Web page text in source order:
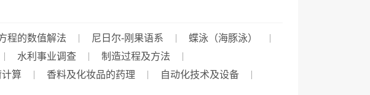
程的数值解法 尼日尔-刚果语系
蝶泳（海豚泳）
水利事业调查
制造过程及方法
计算 香料及化妆品的药理
自动化技术及设备